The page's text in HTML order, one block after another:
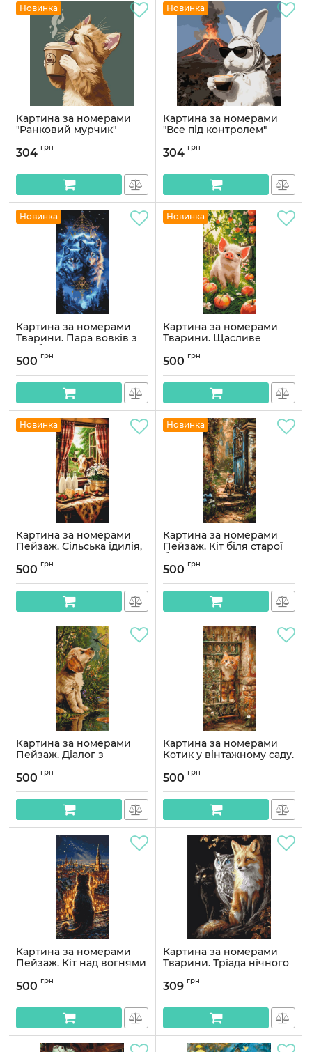
Новинка
Картина за номерами
"Ранковий мурчик"
AC 40х40 см
Артикул:11737-AC
304 грн
Новинка
Картина за номерами
"Все під контролем"
AC 40х40 см
Артикул:11731-AC
304 грн
Новинка
Картина за номерами
Тварини. Пара вовків з
фарбами металік © 40*80
см Орігамі LW 5223
Артикул:LW5223
500 грн
Новинка
Картина за номерами
Тварини. Щасливе
Орігамі LW 5222
Артикул:LW5222
500 грн
Новинка
Картина за номерами
Пейзаж. Сільська ідилія,
корова © 40*80 см
Артикул:LW5219
500 грн
Новинка
Картина за номерами
Пейзаж. Кіт біля старої
брами. тварини © 40*80
см Орігамі LW 5210
Артикул:LW5210
500 грн
Картина за номерами
Пейзаж. Діалог з
комаха. тварини 40*80
Артикул:LW5204
500 грн
Картина за номерами
Котик у вінтажному саду.
см Орігамі LW 5209
Артикул:LW5209
500 грн
Картина за номерами
Пейзаж. Кіт над вогнями
см Орігамі LW 5199
Артикул:LW5199
500 грн
Картина за номерами
Тварини. Тріада нічного
40*50 см Орігамі LW 3141-
Артикул:LW3141-01
309 грн